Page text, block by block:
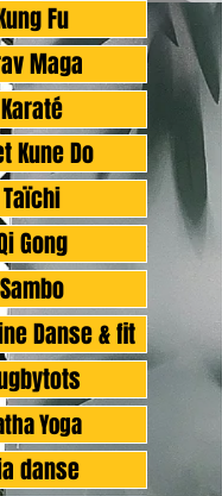
Fu
Maga
Karaté
Kune Do
Taïchi
Gong
Sambo
Danse & fit
Yoga
danse